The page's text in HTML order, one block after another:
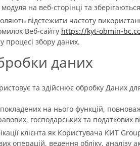
на веб-сторінці та
відстежити частоту
Веб-сайту https://kyt-obmin-
процесі збору даних.
даних
та здійснює обробку Даних
на нього функцій,
господарських та податкових
клієнта як Користувача КИТ
операцій, ведення обліку, аналізу